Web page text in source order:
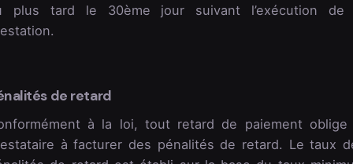
plus tard le 30ème jour suivant l’exécution de
de retard
à la loi, tout retard de paiement oblige
à facturer des pénalités de retard. Le taux